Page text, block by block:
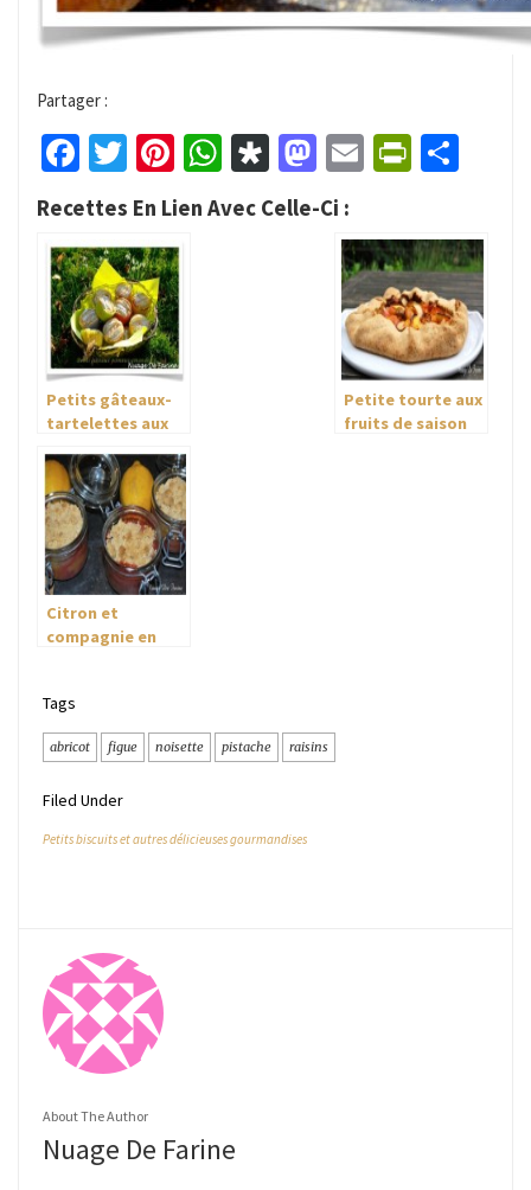
Partager :
Facebook
Twitter
Pinterest
WhatsApp
Diaspora
Mastodon
Email
Recettes En Lien Avec Celle-Ci :
Petits gâteaux-
tartelettes aux
Petite tourte aux
fruits de saison
Citron et
compagnie en
Tags
abricot figue noisette pistache raisins
Filed Under
Petits biscuits et autres délicieuses gourmandises
About The Author
Nuage De Farine